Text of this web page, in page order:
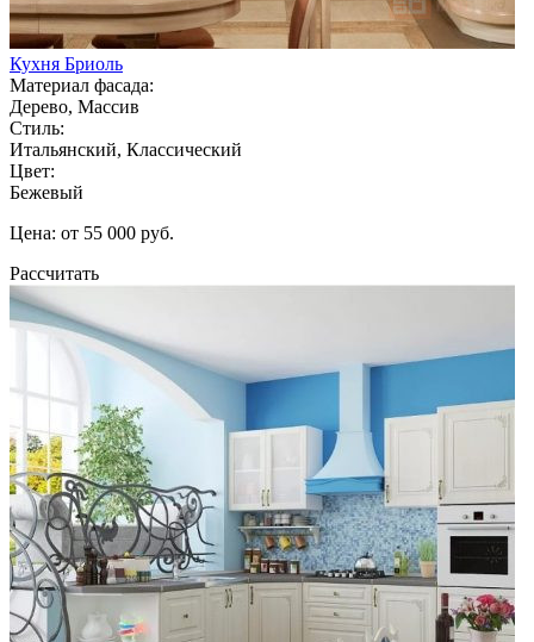
Кухня Бриоль
Материал фасада:
Дерево, Массив
Стиль:
Итальянский, Классический
Цвет:
Бежевый
Цена: от 55 000 руб.
Рассчитать